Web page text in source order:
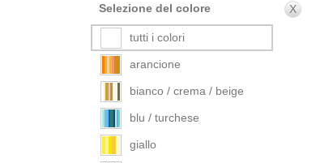
Selezione del colore X
tutti i colori
arancione
bianco / crema / beige
blu / turchese
giallo